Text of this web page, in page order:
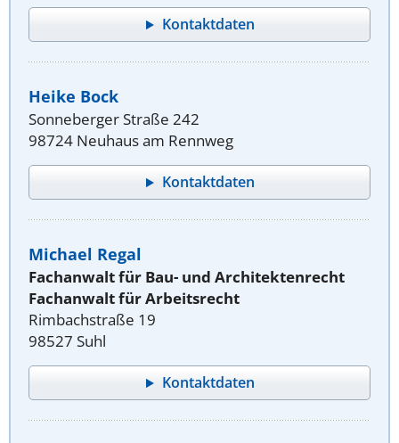
Kontaktdaten
Heike Bock
Sonneberger Straße 242
98724 Neuhaus am Rennweg
Kontaktdaten
Michael Regal
Fachanwalt für Bau- und Architektenrecht
Fachanwalt für Arbeitsrecht
Rimbachstraße 19
98527 Suhl
Kontaktdaten